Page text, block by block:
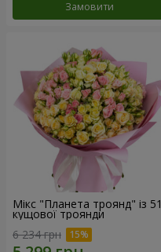
Замовити
Мікс "Планета троянд" із 51
кущової троянди
6 234 грн